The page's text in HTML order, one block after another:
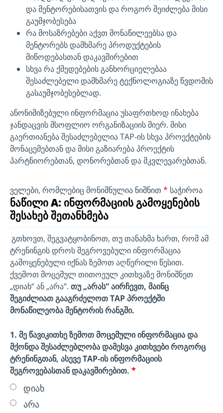
და მენტორებისათვის და როგორ შეიძლება მისი
გაუმჯობესება
რა მოსაზრებები აქვთ მონაწილეებსა და
მენტორებს დამხმარე პროდუქტების
მიწოდებასთან დაკავშირებით
სხვა რა ქმედებების განხორციელებაა
შესაძლებელი დამხმარე ტექნოლოგიაზე წვდომის
გასაუმჯობესებლად.
ანონიმიზებული ინფორმაცია უსაფრთხოდ ინახება
ჯანდაცვის მსოფლიო ორგანიზაციის მიერ. მისი
გაერთიანება შესაძლებელია TAP-ის სხვა პროექტების
მონაცემებთან და მისი გაზიარება პროექტის
პარტნიორებთან, დონორებთან და მკვლევარებთან.
ველები, რომლებიც მონიშნულია ნიშნით * საჭიროა
ნაწილი A: ინფორმაციის გამოყენების
შესახებ შეთანხმება
გთხოვთ, შეგვატყობინოთ, თუ თანახმა ხართ, რომ ამ
ტრენინგის დროს შეგროვებული ინფორმაცია
გამოყენებული იქნას ზემოთ აღწერილი წესით.
ქვემოთ მოცემულ თითოეულ კითხვაზე მონიშნეთ
„დიახ“ ან „არა“. თუ „არას“ აირჩევთ, მაინც
შეგიძლიათ გააგრძელოთ TAP პროექტში
მონაწილეობა მენტორის რანგში.
1. მე წავიკითხე ზემოთ მოცემული ინფორმაცია და
მქონდა შესაძლებლობა დამესვა კითხვები როგორც
ტრენინგთან, ასევე TAP-ის ინფორმაციის
შეგროვებასთან დაკავშირებით. *
დიახ
არა